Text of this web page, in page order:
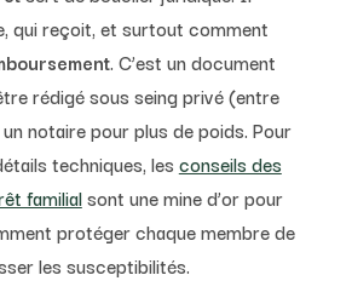
qui reçoit, et surtout comment
. C’est un document
rédigé sous seing privé (entre
notaire pour plus de poids. Pour
techniques, les conseils des
familialsont une mine d’or pour
protéger chaque membre de
les susceptibilités.